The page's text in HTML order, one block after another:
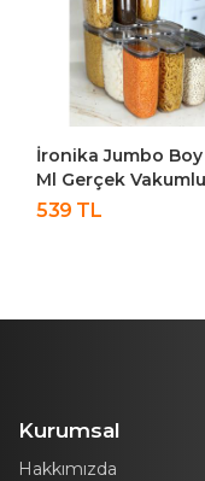
İronika Jumbo Boy
Ml Gerçek Vakumlu
Silikon Kapaklı
539 TL
Kurumsal
Hakkımızda